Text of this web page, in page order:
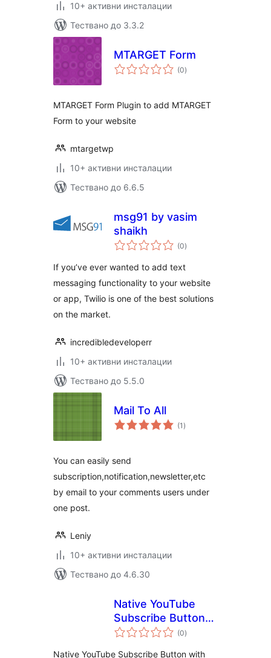
10+ активни инсталации
Тествано до 3.3.2
MTARGET Form
(0общо
оценки
)
MTARGET Form Plugin to add MTARGET
Form to your website
mtargetwp
10+ активни инсталации
Тествано до 6.6.5
msg91 by vasim
shaikh
(0общо
оценки
)
If you’ve ever wanted to add text
messaging functionality to your website
or app, Twilio is one of the best solutions
on the market.
incredibledeveloperr
10+ активни инсталации
Тествано до 5.5.0
Mail To All
(1 общо
оценки
)
You can easily send
subscription,notification,newsletter,etc
by email to your comments users under
one post.
Leniy
10+ активни инсталации
Тествано до 4.6.30
Native YouTube
Subscribe Button
with Subscriber
(0общо
оценки
)
Native YouTube Subscribe Button with